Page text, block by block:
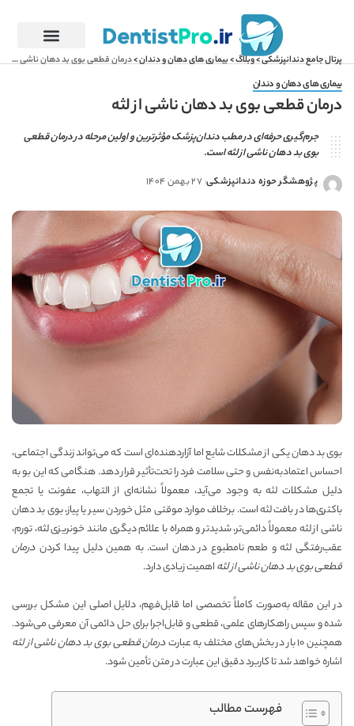
پرتال جامع دندانپزشکی>وبلاگ>بیماری های دهان و دندان>درمان قطعی بوی بد دهان ناشی از لثه
بیماری های دهان و دندان
درمان قطعی بوی بد دهان ناشی از لثه
جرم‌گیری حرفه‌ای در مطب دندان‌پزشک مؤثرترین و اولین مرحله در درمان قطعی
بوی بد دهان ناشی از لثه است.
پژوهشگر حوزه دندانپزشکی 27 بهمن 1404
بوی بد دهان یکی از مشکلات شایع اما آزاردهنده‌ای است که می‌تواند زندگی اجتماعی،
احساس اعتماد‌به‌نفس و حتی سلامت فرد را تحت‌تأثیر قرار دهد. هنگامی که این بو به
دلیل مشکلات لثه به وجود می‌آید، معمولاً نشانه‌ای از التهاب، عفونت یا تجمع
باکتری‌ها در بافت لثه است. برخلاف موارد موقتی مثل خوردن سیر یا پیاز، بوی بد دهان
ناشی از لثه معمولاً دائمی‌تر، شدیدتر و همراه با علائم دیگری مانند خونریزی لثه، تورم،
عقب‌رفتگی لثه و طعم نامطبوع در دهان است. به همین دلیل پیدا کردن درمان
قطعی بوی بد دهان ناشی از لثهاهمیت زیادی دارد.
در این مقاله به‌صورت کاملاً تخصصی اما قابل‌فهم، دلایل اصلی این مشکل بررسی
شده و سپس راهکارهای علمی، قطعی و قابل‌اجرا برای حل دائمی آن معرفی می‌شود.
همچنین ۱۰ بار در بخش‌های مختلف به عبارت
درمان قطعی بوی بد دهان ناشی از لثه
اشاره خواهد شد تا کاربرد دقیق این عبارت در متن تأمین شود.
فهرست مطالب